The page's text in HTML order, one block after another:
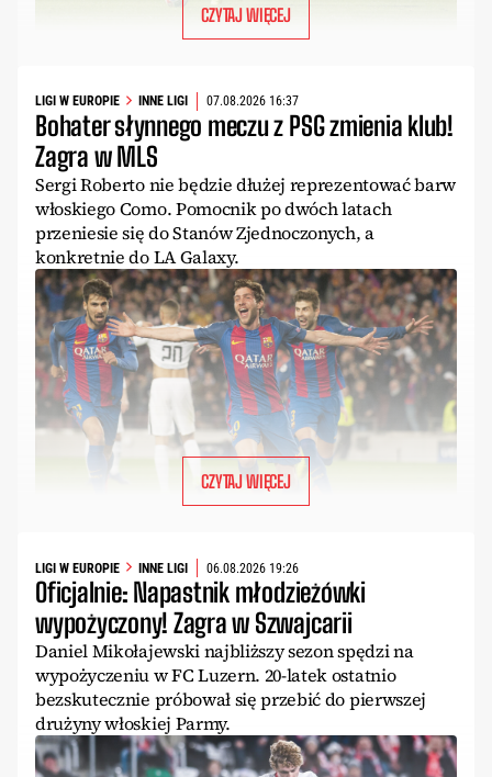
CZYTAJ WIĘCEJ
LIGI W EUROPIE INNE LIGI 07.08.2026 16:37
Bohater słynnego meczu z PSG zmienia klub!
Zagra w MLS
Sergi Roberto nie będzie dłużej reprezentować barw
włoskiego Como. Pomocnik po dwóch latach
przeniesie się do Stanów Zjednoczonych, a
konkretnie do LA Galaxy.
CZYTAJ WIĘCEJ
LIGI W EUROPIE INNE LIGI 06.08.2026 19:26
Oficjalnie: Napastnik młodzieżówki
wypożyczony! Zagra w Szwajcarii
Daniel Mikołajewski najbliższy sezon spędzi na
wypożyczeniu w FC Luzern. 20-latek ostatnio
bezskutecznie próbował się przebić do pierwszej
drużyny włoskiej Parmy.